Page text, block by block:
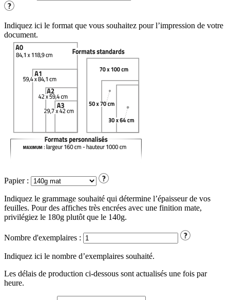
Indiquez ici le format que vous souhaitez pour l’impression de votre
document.
Papier :
Indiquez le grammage souhaité qui détermine l’épaisseur de vos
feuilles. Pour des affiches très encrées avec une finition mate,
privilégiez le 180g plutôt que le 140g.
Nombre d'exemplaires :
Indiquez ici le nombre d’exemplaires souhaité.
Les délais de production ci-dessous sont actualisés une fois par
heure.